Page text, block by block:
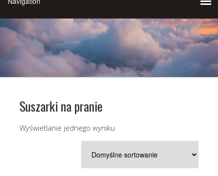
Suszarki na pranie
Wyświetlanie jednego wyniku